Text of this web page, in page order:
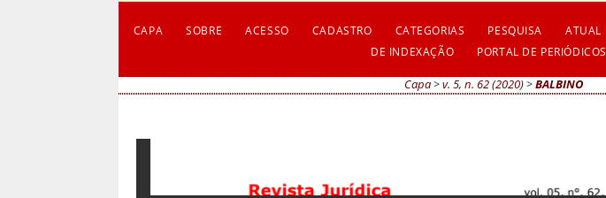
CAPA SOBRE ACESSO CADASTRO CATEGORIAS PESQUISA ATUAL
DE INDEXAÇÃO
PORTAL DE PERIÓDICOS
Capa>v. 5, n. 62 (2020)>BALBINO